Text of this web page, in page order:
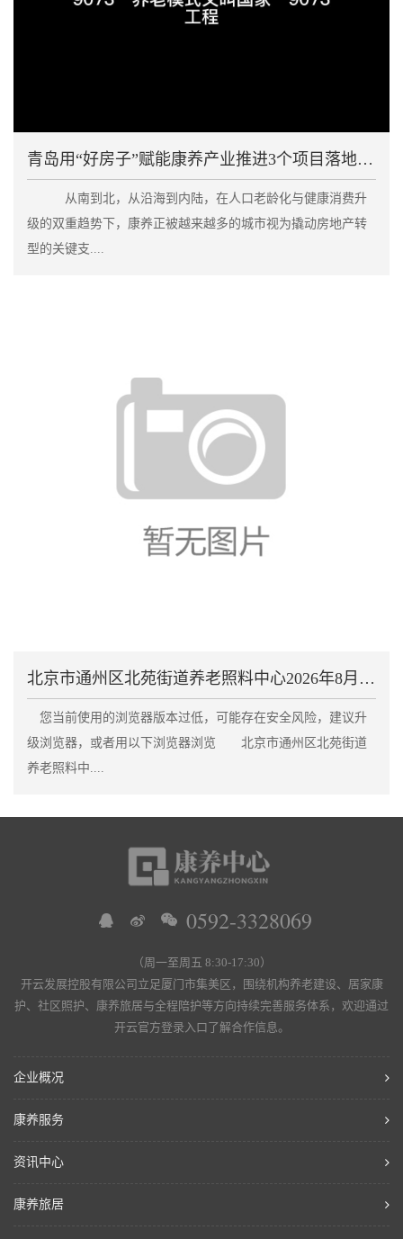
青岛用“好房子”赋能康养产业推进3个项目落地建设
从南到北，从沿海到内陆，在人口老龄化与健康消费升
级的双重趋势下，康养正被越来越多的城市视为撬动房地产转
型的关键支....
北京市通州区北苑街道养老照料中心2026年8月收费
您当前使用的浏览器版本过低，可能存在安全风险，建议升
级浏览器，或者用以下浏览器浏览 北京市通州区北苑街道
养老照料中....
0592-3328069
（周一至周五 8:30-17:30）
开云发展控股有限公司立足厦门市集美区，围绕机构养老建设、居家康
护、社区照护、康养旅居与全程陪护等方向持续完善服务体系，欢迎通过
开云官方登录入口了解合作信息。
企业概况
康养服务
资讯中心
康养旅居